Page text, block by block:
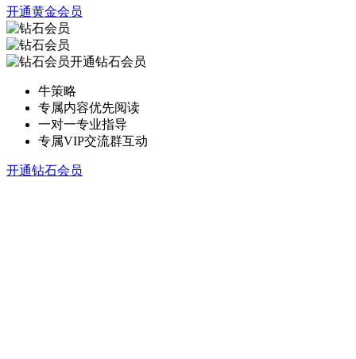
开通黄金会员
开通钻石会员
牛策略
专属内容优先阅读
一对一专业指导
专属VIP交流群互动
开通钻石会员